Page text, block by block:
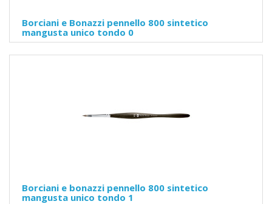
Borciani e Bonazzi pennello 800 sintetico
mangusta unico tondo 0
Borciani e bonazzi pennello 800 sintetico
mangusta unico tondo 1